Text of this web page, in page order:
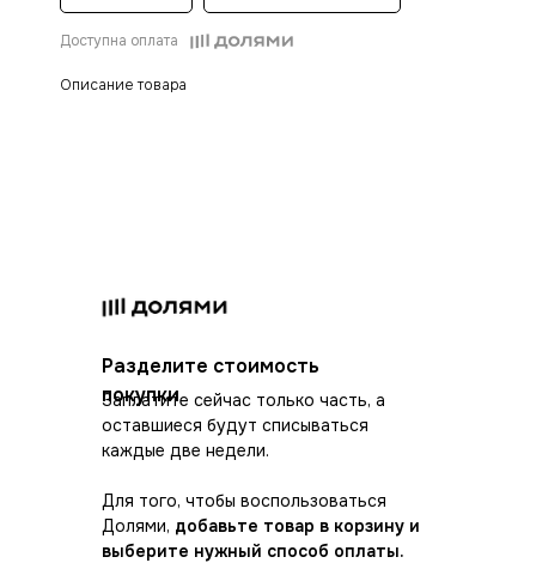
Описание товара
Доступна оплата
Заплатите сейчас только часть, а
оставшиеся будут списываться
каждые две недели.
Для того, чтобы воспользоваться
Долями, добавьте товар в корзину и
выберите нужный способ оплаты.
Разделите стоимость
покупки